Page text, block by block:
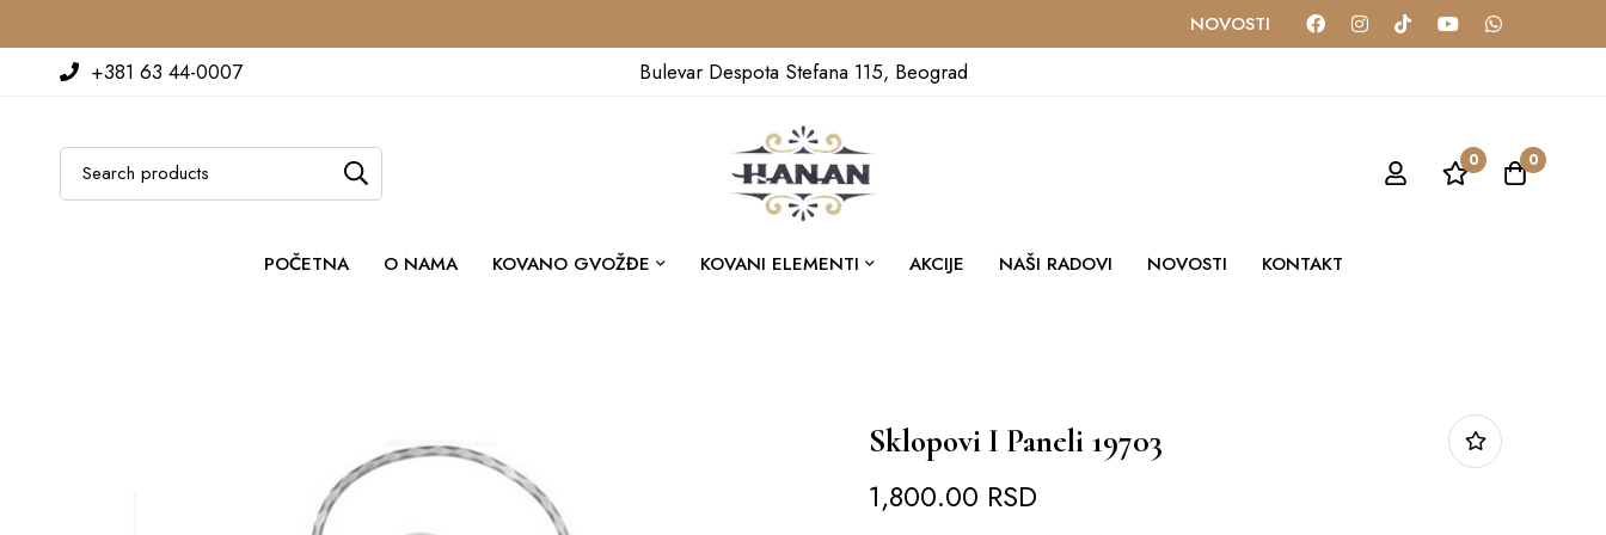
NOVOSTI
+381 63 44-0007 Bulevar Despota Stefana 115, Beograd
0 0
POČETNA O NAMA KOVANO GVOŽĐE KOVANI ELEMENTI AKCIJE NAŠI RADOVI NOVOSTI KONTAKT
Sklopovi I Paneli 19703
1,800.00 RSD